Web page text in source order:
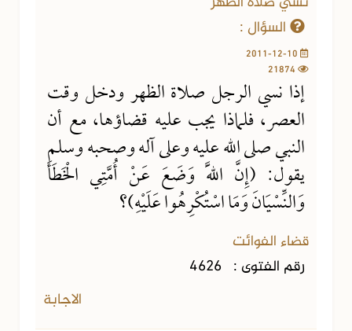
السؤال :
إذا نسي الرجل صلاة الظهر ودخل وقت
العصر، فلماذا يجب عليه قضاؤها، مع أن
النبي صلى الله عليه وعلى آله وصحبه وسلم
يقول: (إِنَّ اللَّهَ وَضَعَ عَنْ أُمَّتِي الْخَطَأَ
وَالنِّسْيَانَ وَمَا اسْتُكْرِهُوا عَلَيْهِ)؟
قضاء الفوائت
رقم الفتوى : 4626
الاجابة